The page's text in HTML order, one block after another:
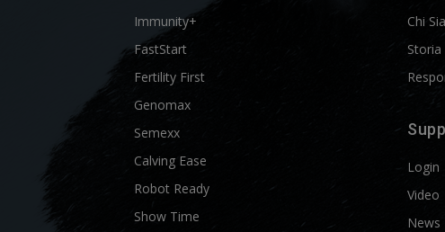
Immunity+
FastStart
Fertility First
Genomax
Semexx
Calving Ease
Robot Ready
Show Time
Chi
Storia
Login
Video
News